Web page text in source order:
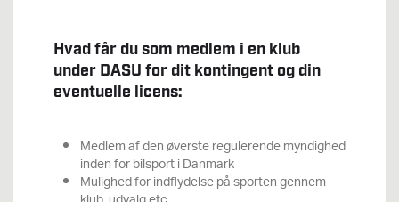
Hvad får du som medlem i en klub
under DASU for dit kontingent og din
eventuelle licens:
Medlem af den øverste regulerende myndighed
inden for bilsport i Danmark
Mulighed for indflydelse på sporten gennem